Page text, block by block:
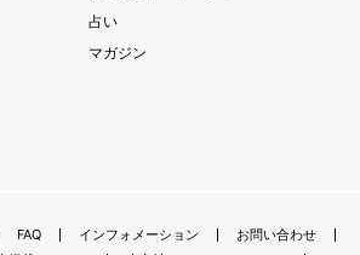
占い
マガジン
FAQ インフォメーション
お問い合わせ